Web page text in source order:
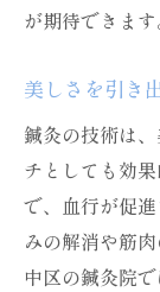
が期待できます
美しさを引き
鍼灸の技術は
チとしても効
で、血行が促
みの解消や筋
中区の鍼灸院